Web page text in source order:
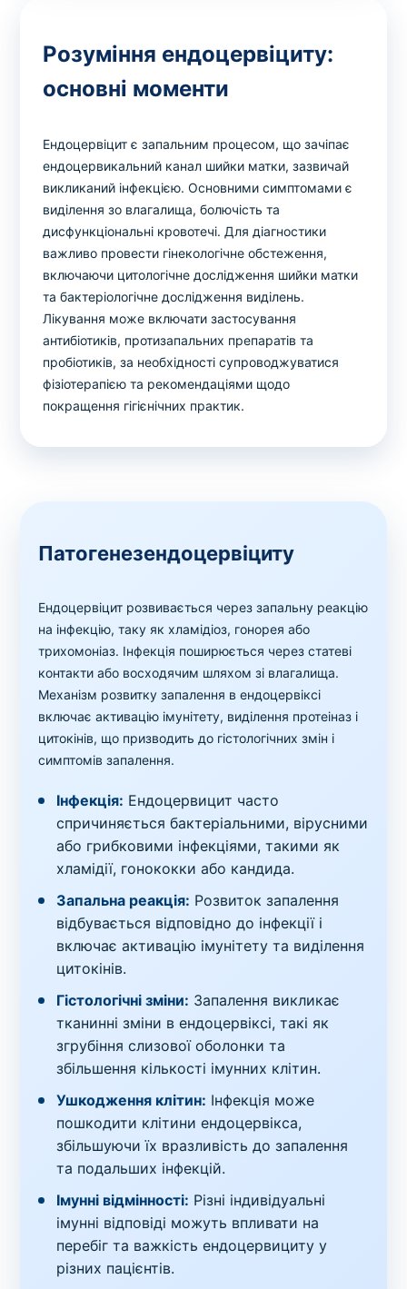
Розуміння ендоцервіциту:
основні моменти
Ендоцервіцит є запальним процесом, що зачіпає
ендоцервикальний канал шийки матки, зазвичай
викликаний інфекцією. Основними симптомами є
виділення зо влагалища, болючість та
дисфункціональні кровотечі. Для діагностики
важливо провести гінекологічне обстеження,
включаючи цитологічне дослідження шийки матки
та бактеріологічне дослідження виділень.
Лікування може включати застосування
антибіотиків, протизапальних препаратів та
пробіотиків, за необхідності супроводжуватися
фізіотерапією та рекомендаціями щодо
покращення гігієнічних практик.
Патогенезендоцервіциту
Ендоцервіцит розвивається через запальну реакцію
на інфекцію, таку як хламідіоз, гонорея або
трихомоніаз. Інфекція поширюється через статеві
контакти або восходячим шляхом зі влагалища.
Механізм розвитку запалення в ендоцервіксі
включає активацію імунітету, виділення протеіназ і
цитокінів, що призводить до гістологічних змін і
симптомів запалення.
Інфекція: Ендоцервицит часто
спричиняється бактеріальними, вірусними
або грибковими інфекціями, такими як
хламідії, гонококки або кандида.
Запальна реакція: Розвиток запалення
відбувається відповідно до інфекції і
включає активацію імунітету та виділення
цитокінів.
Гістологічні зміни: Запалення викликає
тканинні зміни в ендоцервіксі, такі як
згрубіння слизової оболонки та
збільшення кількості імунних клітин.
Ушкодження клітин: Інфекція може
пошкодити клітини ендоцервікса,
збільшуючи їх вразливість до запалення
та подальших інфекцій.
Імунні відмінності: Різні індивідуальні
імунні відповіді можуть впливати на
перебіг та важкість ендоцервициту у
різних пацієнтів.